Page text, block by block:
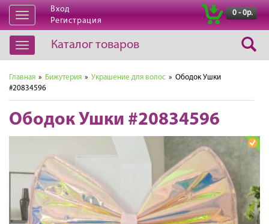
Открыть
навигацию
Вход
Регистрация
0 - 0р.
Открыть
навигацию
Каталог товаров
Главная » Бижутерия » Украшение для волос » Ободок Ушки
#20834596
Ободок Ушки #20834596